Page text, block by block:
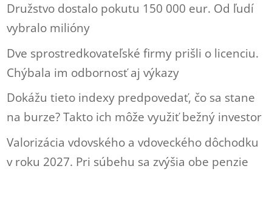
Družstvo dostalo pokutu 150 000 eur. Od ľudí
vybralo milióny
Dve sprostredkovateľské firmy prišli o licenciu.
Chýbala im odbornosť aj výkazy
Dokážu tieto indexy predpovedať, čo sa stane
na burze? Takto ich môže využiť bežný investor
Valorizácia vdovského a vdoveckého dôchodku
v roku 2027. Pri súbehu sa zvýšia obe penzie